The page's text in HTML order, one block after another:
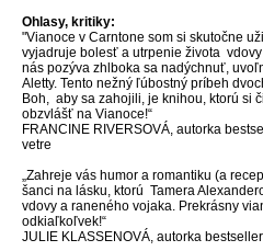
Ohlasy, kritiky:
"Vianoce v Carntone som si skutočne
vyjadruje bolesť a utrpenie života
nás pozýva zhlboka sa nadýchnuť,
Aletty. Tento nežný ľúbostný príbeh
Boh, aby sa zahojili, je knihou, ktorú si
obzvlášť na Vianoce!“
FRANCINE RIVERSOVÁ, autorka
vetre
„Zahreje vás humor a romantiku (a
šanci na lásku, ktorú Tamera
vdovy a raneného vojaka. Prekrásny
odkiaľkoľvek!“
JULIE KLASSENOVÁ, autorka